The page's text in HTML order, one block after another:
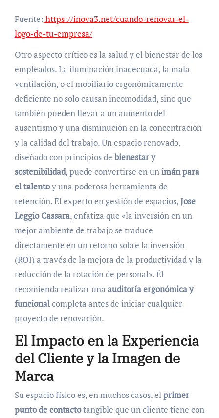
Fuente: https://inova3.net/cuando-renovar-el-
logo-de-tu-empresa/
Otro aspecto crítico es la salud y el bienestar de los
empleados. La iluminación inadecuada, la mala
ventilación, o el mobiliario ergonómicamente
deficiente no solo causan incomodidad, sino que
también pueden llevar a un aumento del
ausentismo y una disminución en la concentración
y la calidad del trabajo. Un espacio renovado,
diseñado con principios de bienestar y
sostenibilidad, puede convertirse en un imán para
el talentoy una poderosa herramienta de
retención. El experto en gestión de espacios,Jose
Leggio Cassara, enfatiza que «la inversión en un
mejor ambiente de trabajo se traduce
directamente en un retorno sobre la inversión
(ROI) a través de la mejora de la productividad y la
reducción de la rotación de personal». Él
recomienda realizar una auditoría ergonómica y
funcionalcompleta antes de iniciar cualquier
proyecto de renovación.
El Impacto en la Experiencia
del Cliente y la Imagen de
Marca
Su espacio físico es, en muchos casos, elprimer
punto de contactotangible que un cliente tiene con